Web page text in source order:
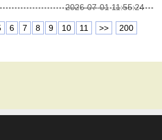
2026-07-01 11:55:24
6 7 8 9 10 11 >> 200